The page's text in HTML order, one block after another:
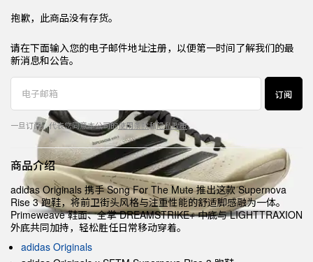
抱歉，此商品没有存货。
请在下面输入您的电子邮件地址注册，以便第一时间了解我们的最
新消息和公告。
订阅
一旦订阅，代表您同意本公司的使用条款和隐私政策。
商品介绍
adidas Originals 携手 Song For The Mute 推出这款 Supernova
Rise 3 跑鞋，将前卫街头风格与注重性能的舒适脚感融为一体。
Primeweave 鞋面、全掌 DREAMSTRIKE+ 中底与 LIGHTTRAXION
外底共同加持，轻松胜任日常移动穿着。
adidas Originals